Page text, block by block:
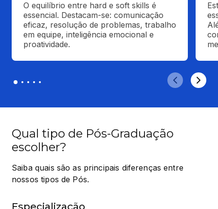
O equilíbrio entre hard e soft skills é
essencial. Destacam-se: comunicação
eficaz, resolução de problemas, trabalho
em equipe, inteligência emocional e
proatividade.
Qual tipo de Pós-Graduação
escolher?
Saiba quais são as principais diferenças entre
nossos tipos de Pós.